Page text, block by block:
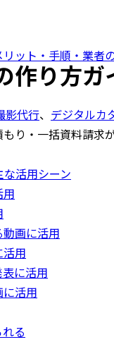
ット・手順・業者
作り方
影代行、 デジタルカ
り・一括資料請求
活用シーン
画に活用
用
に活用
活用
る